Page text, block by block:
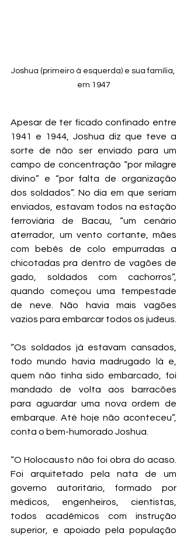
Joshua (primeiro á esquerda) e sua família,
em 1947
Apesar de ter ficado confinado entre
1941 e 1944, Joshua diz que teve a
sorte de não ser enviado para um
campo de concentração “por milagre
divino” e “por falta de organização
dos soldados”. No dia em que seriam
enviados, estavam todos na estação
ferroviária de Bacau, “um cenário
aterrador, um vento cortante, mães
com bebês de colo empurradas a
chicotadas pra dentro de vagões de
gado, soldados com cachorros”,
quando começou uma tempestade
de neve. Não havia mais vagões
vazios para embarcar todos os judeus.
“Os soldados já estavam cansados,
todo mundo havia madrugado lá e,
quem não tinha sido embarcado, foi
mandado de volta aos barracões
para aguardar uma nova ordem de
embarque. Até hoje não aconteceu”,
conta o bem-humorado Joshua.
“O Holocausto não foi obra do acaso.
Foi arquitetado pela nata de um
governo autoritário, formado por
médicos, engenheiros, cientistas,
todos acadêmicos com instrução
superior, e apoiado pela população